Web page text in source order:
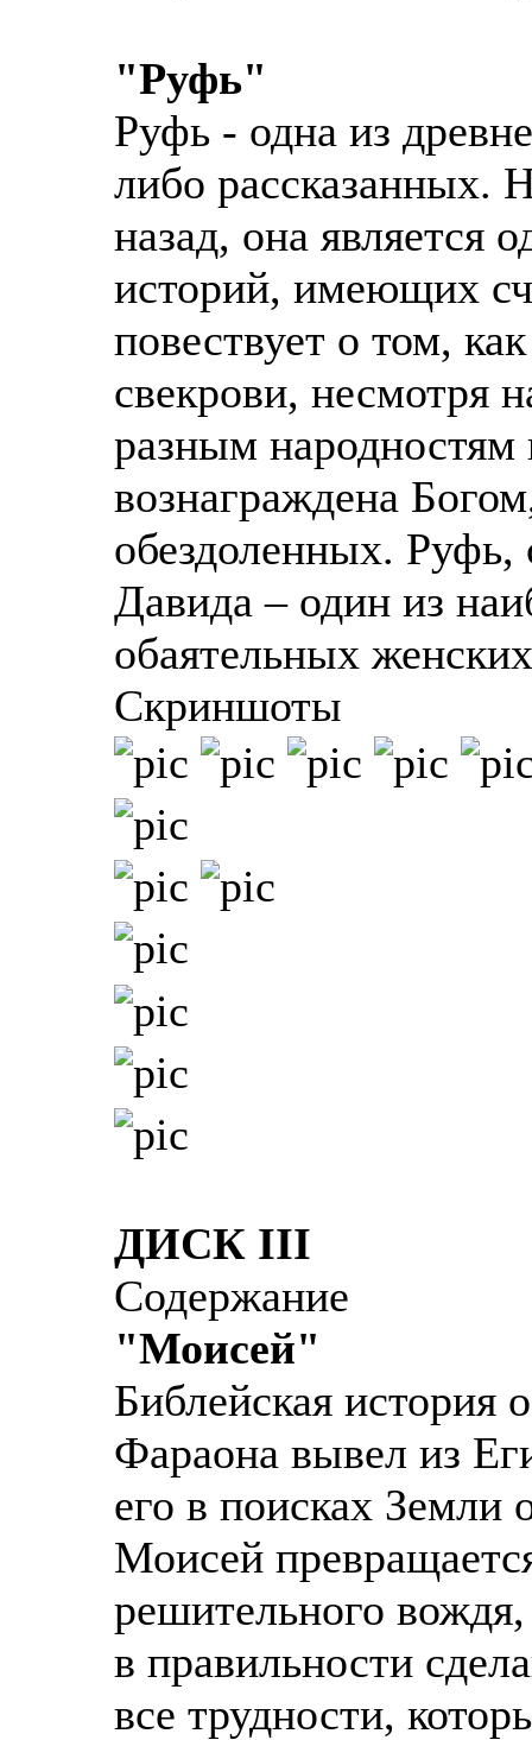
"Руфь"
Руфь - одна из
либо рассказанных.
назад, она является
историй, имеющих
повествует о том,
свекрови, несмотря
разным
вознаграждена
обездоленных.
Давида – один из
обаятельных
Скриншоты
ДИСК III
Содержание
"Моисей"
Библейская история
Фараона вывел из
его в поисках Земли
Моисей
решительного
в правильности
все трудности,